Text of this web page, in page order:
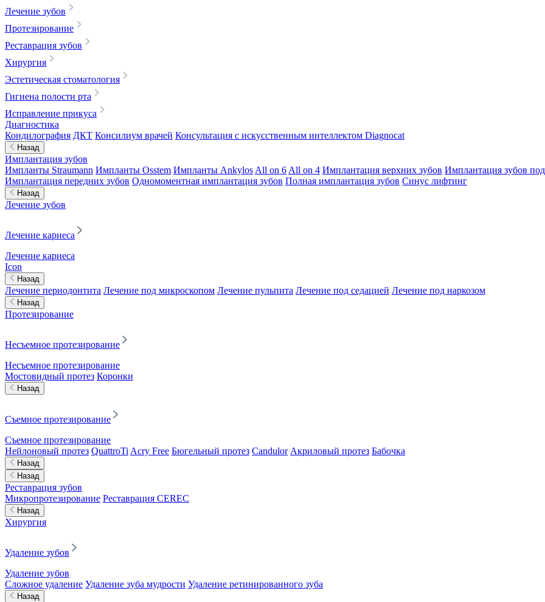
Лечение зубов
Протезирование
Реставрация зубов
Хирургия
Эстетическая стоматология
Гигиена полости рта
Исправление прикуса
Диагностика
Кондилография ДКТ Консилиум врачей Консультация с искусственным интеллектом Diagnocat
Назад
Имплантация зубов
Импланты Straumann Импланты Osstem Импланты Ankylos All on 6 All on 4 Имплантация верхних зубов Имплантация зубов
Имплантация передних зубов Одномоментная имплантация зубов Полная имплантация зубов Синус лифтинг
Назад
Лечение зубов
Лечение кариеса
Лечение кариеса
Icon
Назад
Лечение периодонтита Лечение под микроскопом Лечение пульпита Лечение под седацией Лечение под наркозом
Назад
Протезирование
Несъемное протезирование
Несъемное протезирование
Мостовидный протез Коронки
Назад
Съемное протезирование
Съемное протезирование
Нейлоновый протез QuattroTi Acry Free Бюгельный протез Candulor Акриловый протез Бабочка
Назад
Назад
Реставрация зубов
Микропротезирование Реставрация CEREC
Назад
Хирургия
Удаление зубов
Удаление зубов
Сложное удаление Удаление зуба мудрости Удаление ретинированного зуба
Назад